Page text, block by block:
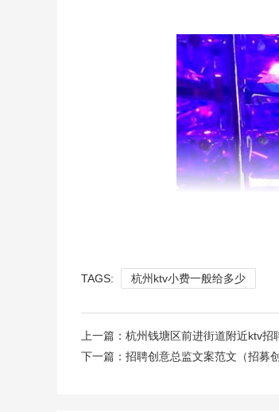
TAGS: 杭州ktv小费一般给多少
上一篇： 杭州钱塘区前进街道附近ktv招
下一篇： 招聘创意总监文案范文（招募